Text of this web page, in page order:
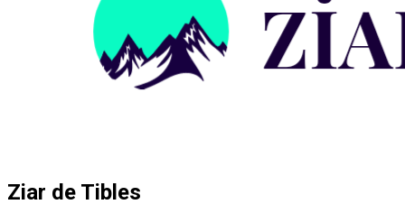
Ziar de Tibles